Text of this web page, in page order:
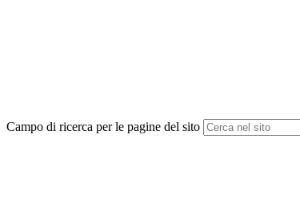
Campo di ricerca per le pagine del sito